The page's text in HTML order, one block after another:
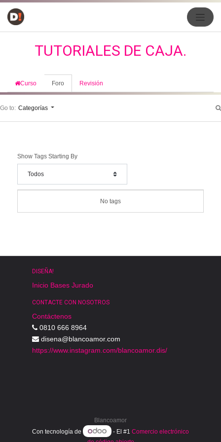
TUTORIALES DE CAJA.
Curso Foro Revisión
Go to: Categorías
Show Tags Starting By
No tags
DISEÑA!
Inicio Bases Jurado
CONTACTE CON NOSOTROS
Contáctenos
0810 666 8964
disena@blancoamor.com
https://www.instagram.com/blancoamor.dis/
Blancoamor
Con tecnología de
- El #1 Comercio electrónico